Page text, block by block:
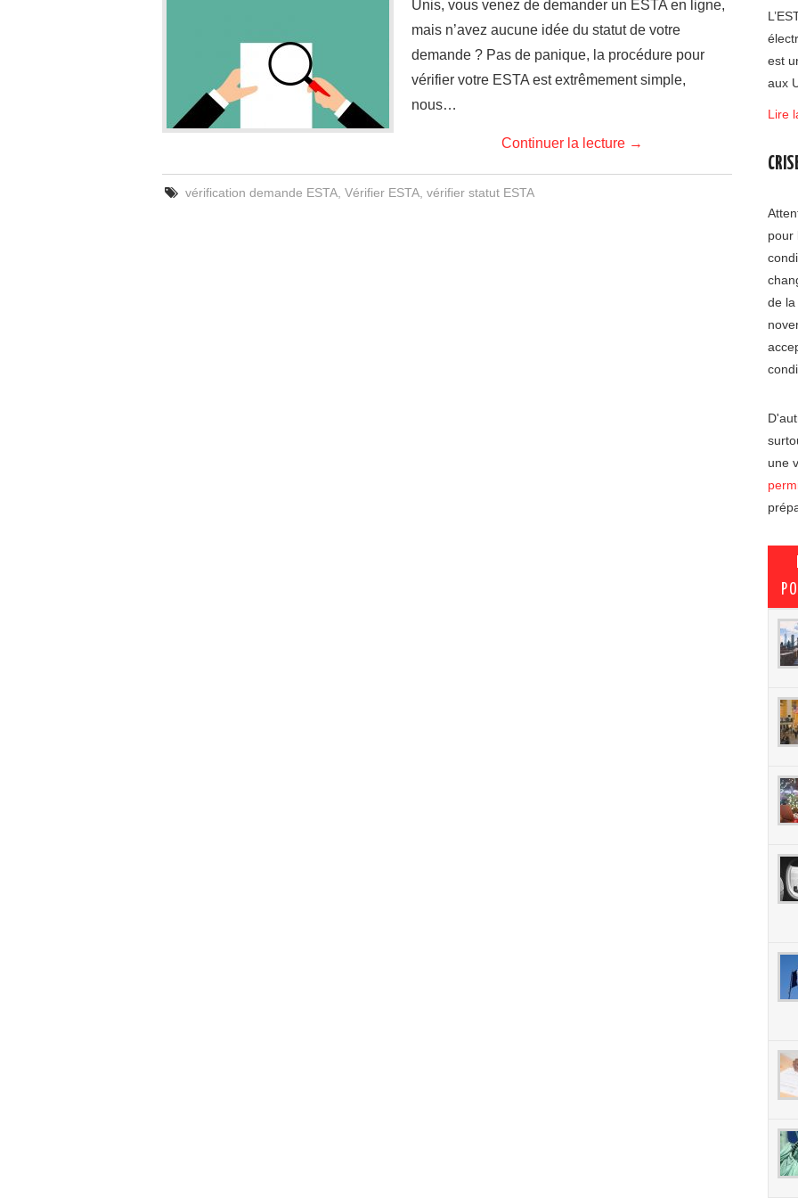
Unis, vous venez de demander un ESTA en ligne,
mais n’avez aucune idée du statut de votre
demande ? Pas de panique, la procédure pour
vérifier votre ESTA est extrêmement simple,
nous…
Continuer la lecture →
vérification demande ESTA ,Vérifier ESTA ,vérifier statut ESTA
est
aux
Lire
pour
de la
une